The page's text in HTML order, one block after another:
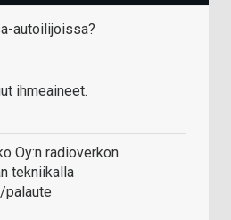
autoilijoissa?
ihmeaineet.
Oy:n radioverkon
tekniikalla
palaute